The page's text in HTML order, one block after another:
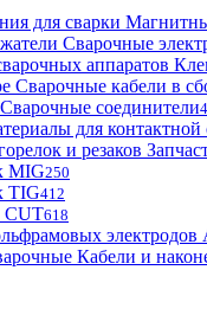
Сварочные
Сварочные кабели в
Сварочные соединители
для контактной
MIG250
TIG412
CUT618
Кабели и